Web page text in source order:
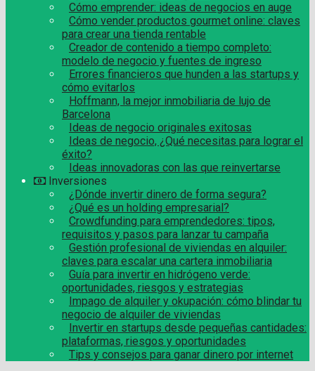
Cómo emprender: ideas de negocios en auge
Cómo vender productos gourmet online: claves
para crear una tienda rentable
Creador de contenido a tiempo completo:
modelo de negocio y fuentes de ingreso
Errores financieros que hunden a las startups y
cómo evitarlos
Hoffmann, la mejor inmobiliaria de lujo de
Barcelona
Ideas de negocio originales exitosas
Ideas de negocio, ¿Qué necesitas para lograr el
éxito?
Ideas innovadoras con las que reinvertarse
Inversiones
¿Dónde invertir dinero de forma segura?
¿Qué es un holding empresarial?
Crowdfunding para emprendedores: tipos,
requisitos y pasos para lanzar tu campaña
Gestión profesional de viviendas en alquiler:
claves para escalar una cartera inmobiliaria
Guía para invertir en hidrógeno verde:
oportunidades, riesgos y estrategias
Impago de alquiler y okupación: cómo blindar tu
negocio de alquiler de viviendas
Invertir en startups desde pequeñas cantidades:
plataformas, riesgos y oportunidades
Tips y consejos para ganar dinero por internet